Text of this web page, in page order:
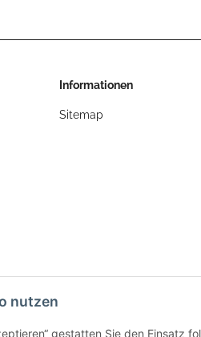
Informationen
Sitemap
nutzen
gestatten Sie den Einsatz